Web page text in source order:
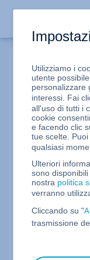
Indirizzo e-mail
modalità di
Utilizziamo i
utente
personalizzare
interessi. Fai
all'uso di tutti i
cookie
e facendo clic
tue scelte.
qualsiasi
Ulteriori
sono
nostra politica
verranno
Cliccando su "
trasmissione